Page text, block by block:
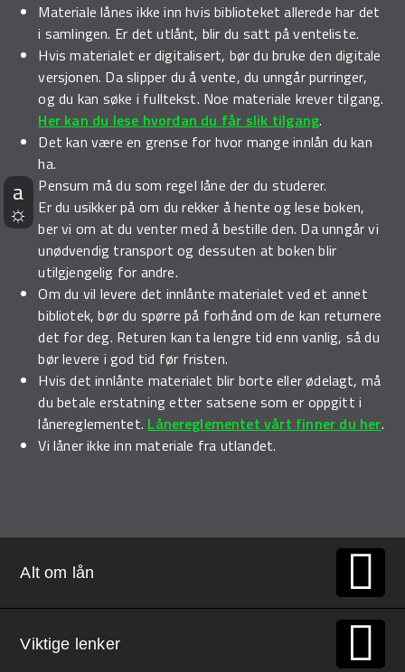
Materiale lånes ikke inn hvis biblioteket allerede har det
i samlingen. Er det utlånt, blir du satt på venteliste.
Hvis materialet er digitalisert, bør du bruke den digitale
versjonen. Da slipper du å vente, du unngår purringer,
og du kan søke i fulltekst. Noe materiale krever tilgang.
Her kan du lese hvordan du får slik tilgang.
Det kan være en grense for hvor mange innlån du kan
ha.
Pensum må du som regel låne der du studerer.
Er du usikker på om du rekker å hente og lese boken,
ber vi om at du venter med å bestille den. Da unngår vi
unødvendig transport og dessuten at boken blir
utilgjengelig for andre.
Om du vil levere det innlånte materialet ved et annet
bibliotek, bør du spørre på forhånd om de kan returnere
det for deg. Returen kan ta lengre tid enn vanlig, så du
bør levere i god tid før fristen.
Hvis det innlånte materialet blir borte eller ødelagt, må
du betale erstatning etter satsene som er oppgitt i
lånereglementet. Lånereglementet vårt finner du her.
Vi låner ikke inn materiale fra utlandet.
Alt om lån
Viktige lenker